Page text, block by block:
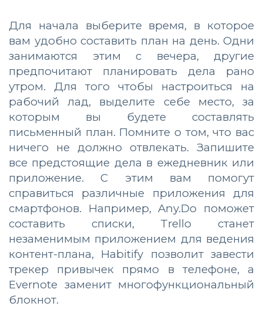
Для начала выберите время, в которое
вам удобно составить план на день. Одни
занимаются этим с вечера, другие
предпочитают планировать дела рано
утром. Для того чтобы настроиться на
рабочий лад, выделите себе место, за
которым вы будете составлять
письменный план. Помните о том, что вас
ничего не должно отвлекать. Запишите
все предстоящие дела в ежедневник или
приложение.С этим вам помогут
справиться различные приложения для
смартфонов. Например, Any.Do поможет
составить списки, Trello станет
незаменимым приложением для ведения
контент-плана, Habitify позволит завести
трекер привычек прямо в телефоне, а
Evernote заменит многофункциональный
блокнот.